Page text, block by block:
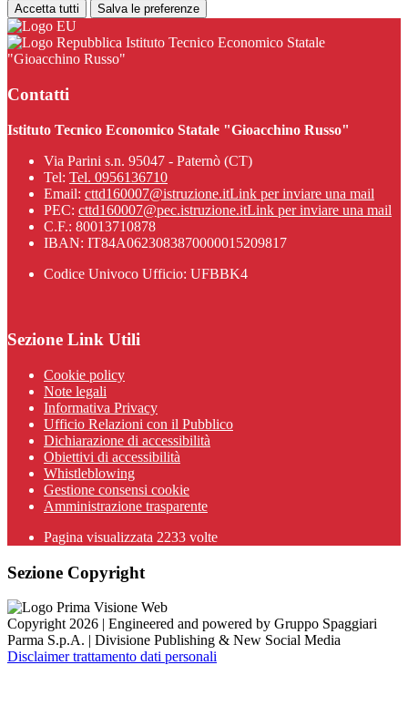
Accetta tutti Salva le preferenze
Istituto Tecnico Economico Statale
"Gioacchino Russo"
Contatti
Istituto Tecnico Economico Statale "Gioacchino Russo"
Via Parini s.n. 95047 - Paternò (CT)
Tel: Tel. 0956136710
Email: cttd160007@istruzione.itLink per inviare una mail
PEC: cttd160007@pec.istruzione.itLink per inviare una mail
C.F.: 80013710878
IBAN: IT84A0623083870000015209817
Codice Univoco Ufficio: UFBBK4
Sezione Link Utili
Cookie policy
Note legali
Informativa Privacy
Ufficio Relazioni con il Pubblico
Dichiarazione di accessibilità
Obiettivi di accessibilità
Whistleblowing
Gestione consensi cookie
Amministrazione trasparente
Pagina visualizzata 2233 volte
Sezione Copyright
Copyright 2026 | Engineered and powered by Gruppo Spaggiari
Parma S.p.A. | Divisione Publishing & New Social Media
Disclaimer trattamento dati personali